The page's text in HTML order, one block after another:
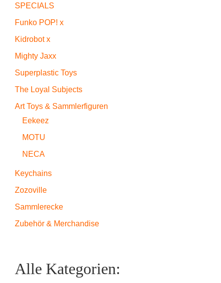
SPECIALS
Funko POP! x
Kidrobot x
Mighty Jaxx
Superplastic Toys
The Loyal Subjects
Art Toys & Sammlerfiguren
Eekeez
MOTU
NECA
Keychains
Zozoville
Sammlerecke
Zubehör & Merchandise
Alle Kategorien: